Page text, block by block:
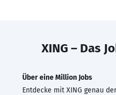
XING – Das
Über eine Million Jobs
Entdecke mit XING genau